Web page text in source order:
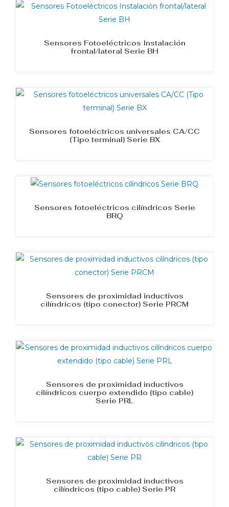
Sensores Fotoeléctricos Instalación
frontal/lateral Serie BH
Sensores fotoeléctricos universales CA/CC
(Tipo terminal) Serie BX
Sensores fotoeléctricos cilíndricos Serie
BRQ
Sensores de proximidad inductivos
cilíndricos (tipo conector) Serie PRCM
Sensores de proximidad inductivos
cilíndricos cuerpo extendido (tipo cable)
Serie PRL
Sensores de proximidad inductivos
cilíndricos (tipo cable) Serie PR